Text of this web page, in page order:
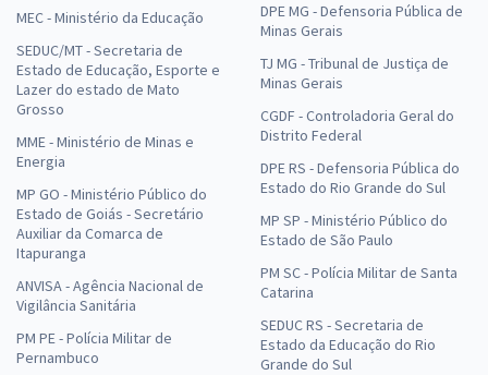
MEC - Ministério da Educação
SEDUC/MT - Secretaria de
Estado de Educação, Esporte e
Lazer do estado de Mato
Grosso
MME - Ministério de Minas e
Energia
MP GO - Ministério Público do
Estado de Goiás - Secretário
Auxiliar da Comarca de
Itapuranga
ANVISA - Agência Nacional de
Vigilância Sanitária
PM PE - Polícia Militar de
Pernambuco
DPE MG - Defensoria Pública de
Minas Gerais
TJ MG - Tribunal de Justiça de
Minas Gerais
CGDF - Controladoria Geral do
Distrito Federal
DPE RS - Defensoria Pública do
Estado do Rio Grande do Sul
MP SP - Ministério Público do
Estado de São Paulo
PM SC - Polícia Militar de Santa
Catarina
SEDUC RS - Secretaria de
Estado da Educação do Rio
Grande do Sul